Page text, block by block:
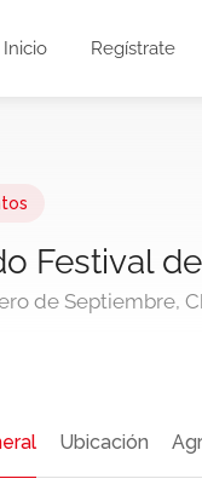
Inicio Regístrate
Festival
de Septiembre,
Ubicación